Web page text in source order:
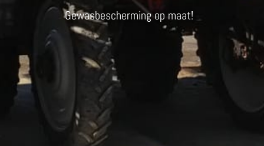
Gewasbescherming op maat!